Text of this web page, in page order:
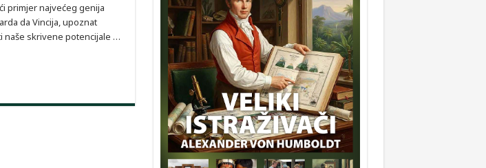
primjer najvećeg genija
da Vincija, upoznat
naše skrivene potencijale …